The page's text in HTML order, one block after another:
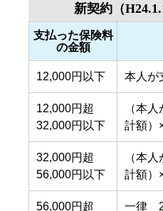
新契約（
支払った保険料
の金額
12,000円以下 本人が
12,000円超
32,000円以下
（本
計額）
32,000円超
56,000円以下
（本
計額）
56,000円超 一律